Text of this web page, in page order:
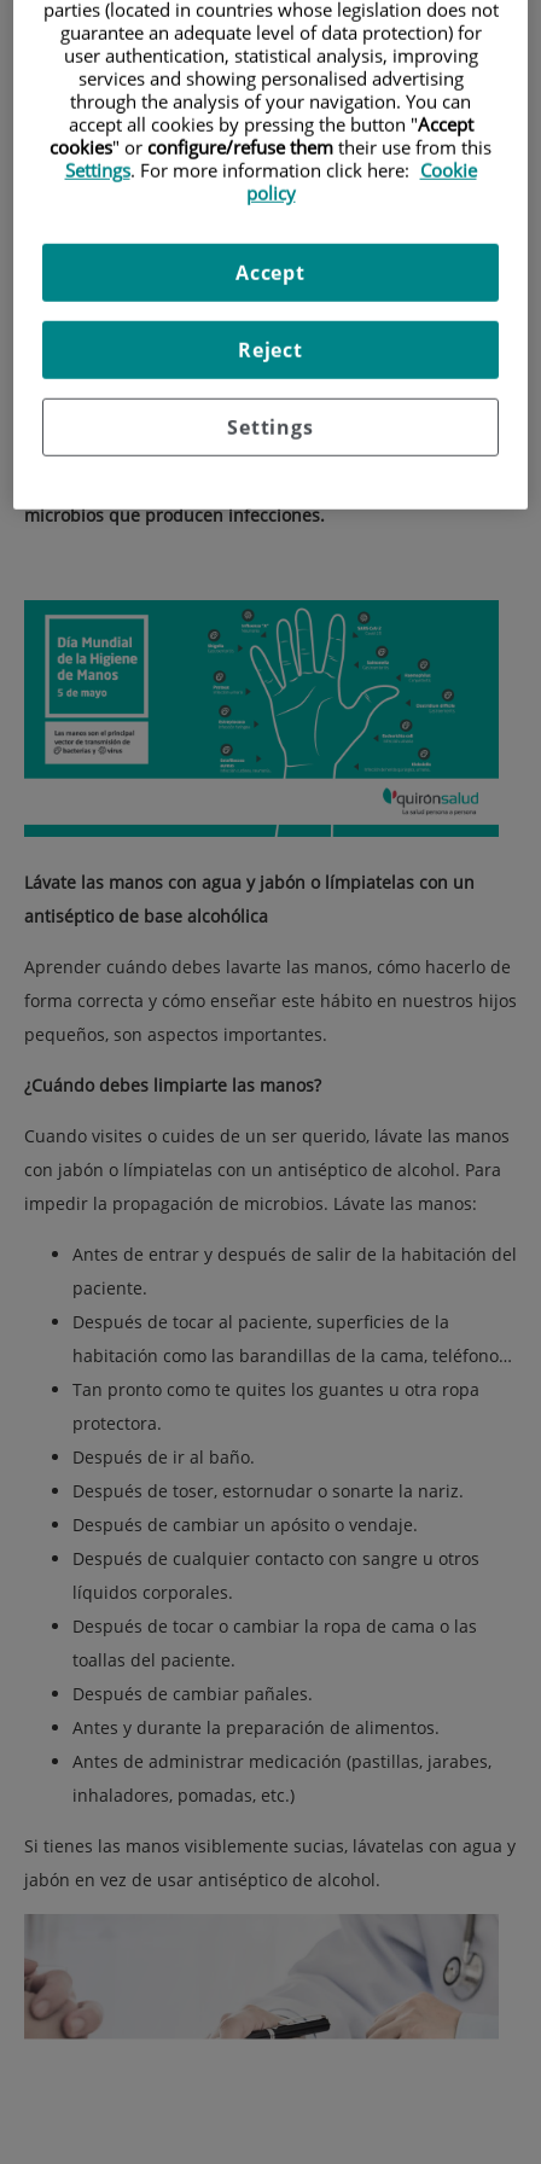
producen las infecciones.
En el Día Mundial de la Higiene de Manos, enfermera de
Calidad y Control de Infecciones,Sonia Tortajada, nos
explica por qué, cuando y cómo lavarnos correctamente las
Los microbios abundan por todas partes alrededor nuestro.
Normalmente, convivimos con ellos sin enfermarnos. Sin
porque contraemos una infección por microbios
perjudiciales; o bien, los propagamos a otras personas a
quienes pueden causar una enfermedad, como por ejemplo,
la gripe o el resfriado común.
Mantener las manos siempre
microbios que producen infecciones.
Lávate las manos con agua y jabón o límpiatelas con un
antiséptico de base alcohólica
Aprender cuándo debes lavarte las manos, cómo hacerlo de
forma correcta y cómo enseñar este hábito en nuestros hijos
pequeños, son aspectos importantes.
¿Cuándo debes limpiarte las manos?
Cuando visites o cuides de un ser querido, lávate las manos
con jabón o límpiatelas con un antiséptico de alcohol. Para
impedir la propagación de microbios. Lávate las manos:
Antes de entrar y después de salir de la habitación del
paciente.
Después de tocar al paciente, superficies de la
habitación como las barandillas de la cama, teléfono…
Tan pronto como te quites los guantes u otra ropa
protectora.
Después de ir al baño.
Después de toser, estornudar o sonarte la nariz.
Después de cambiar un apósito o vendaje.
Después de cualquier contacto con sangre u otros
líquidos corporales.
Después de tocar o cambiar la ropa de cama o las
toallas del paciente.
Después de cambiar pañales.
Antes y durante la preparación de alimentos.
Antes de administrar medicación (pastillas, jarabes,
inhaladores, pomadas, etc.)
Si tienes las manos visiblemente sucias, lávatelas con agua y
jabón en vez de usar antiséptico de alcohol.
parties (located in countries whose legislation does not
guarantee an adequate level of data protection) for
user authentication, statistical analysis, improving
services and showing personalised advertising
through the analysis of your navigation. You can
accept all cookies by pressing the button "Accept
cookies" or configure/refuse them their use from this
Settings. For more information click here: Cookie
policy
Settings
Reject
Accept